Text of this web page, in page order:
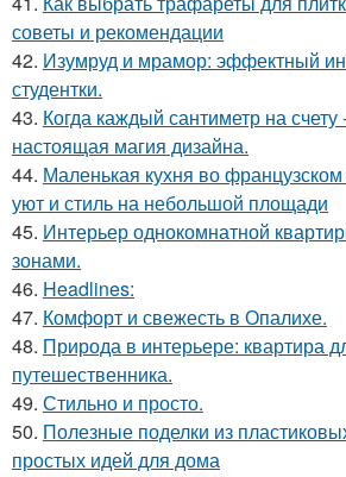
советы и рекомендации
42. Изумруд и мрамор: эффектный
студентки.
43. Когда каждый сантиметр на счету
настоящая магия дизайна.
44. Маленькая кухня во французском
уют и стиль на небольшой площади
45. Интерьер однокомнатной
зонами.
46. Headlines:
47. Комфорт и свежесть в Опалихе.
48. Природа в интерьере: квартира
путешественника.
49. Стильно и просто.
50. Полезные поделки из
простых идей для дома